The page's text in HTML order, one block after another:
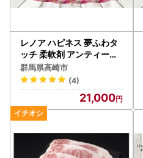
レノア ハピネス 夢ふわタ
ッチ 柔軟剤 アンティーク
ローズ 詰め替え 超特大 1,2
85mL×6個
群馬県高崎市
(4)
21,000